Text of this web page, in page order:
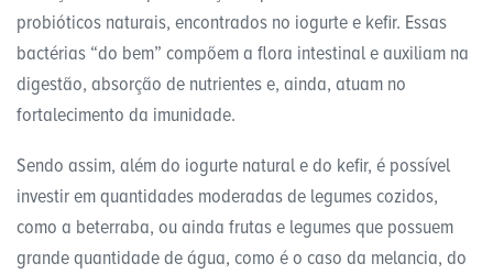
probióticos naturais, encontrados no iogurte e kefir. Essas
bactérias “do bem” compõem a flora intestinal e auxiliam na
digestão, absorção de nutrientes e, ainda, atuam no
fortalecimento da imunidade.
Sendo assim, além do iogurte natural e do kefir, é possível
investir em quantidades moderadas de legumes cozidos,
como a beterraba, ou ainda frutas e legumes que possuem
grande quantidade de água, como é o caso da melancia, do